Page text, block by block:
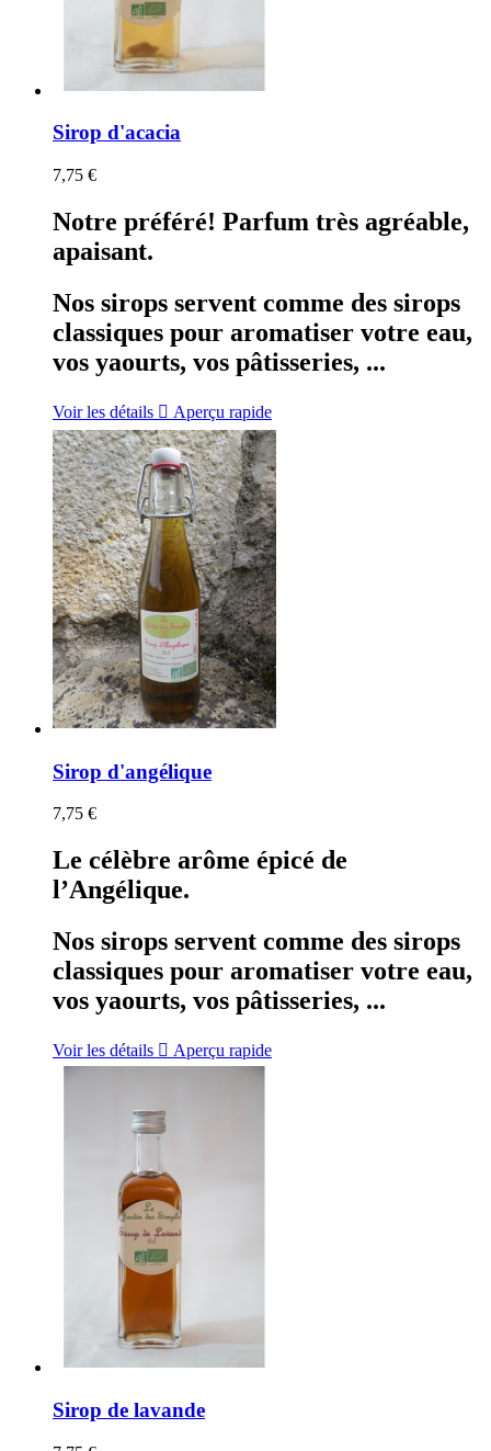
Sirop d'acacia
7,75 €
Notre préféré! Parfum très agréable,
apaisant.
Nos sirops servent comme des sirops
classiques pour aromatiser votre eau,
vos yaourts, vos pâtisseries, ...
Voir les détails  Aperçu rapide
Sirop d'angélique
7,75 €
Le célèbre arôme épicé de
l’Angélique.
Nos sirops servent comme des sirops
classiques pour aromatiser votre eau,
vos yaourts, vos pâtisseries, ...
Voir les détails  Aperçu rapide
Sirop de lavande